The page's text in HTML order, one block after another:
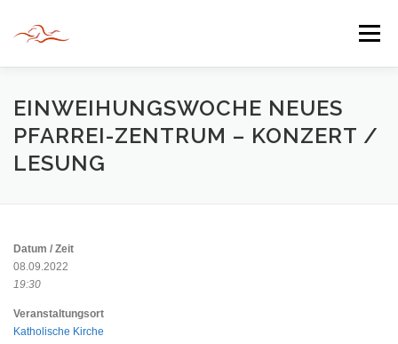
springen
Menü
HERZLICH WILLKOMMEN
JAHR DER BEGEGNUNG 2022
EINWEIHUNGSWOCHE NEUES
PFARREI-ZENTRUM – KONZERT /
LESUNG
Datum / Zeit
08.09.2022
19:30
Veranstaltungsort
Katholische Kirche